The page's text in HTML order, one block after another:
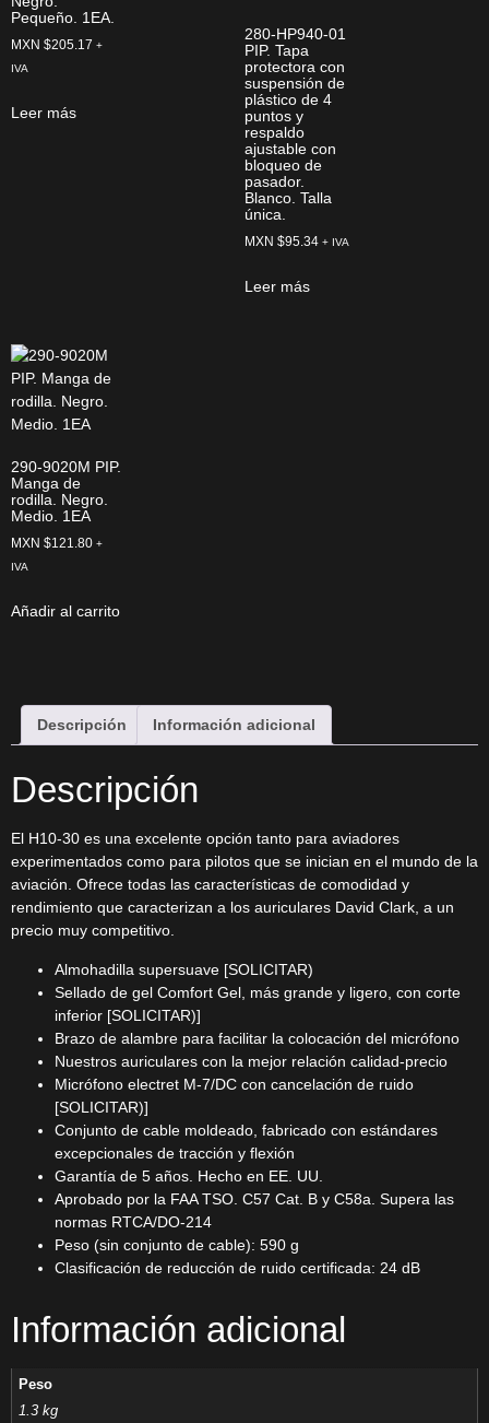
Pequeño. 1EA.
MXN $205.17 +
IVA
Leer más
280-HP940-01
PIP. Tapa
protectora con
suspensión de
plástico de 4
puntos y
respaldo
ajustable con
bloqueo de
pasador.
Blanco. Talla
única.
MXN $95.34 + IVA
Leer más
290-9020M PIP.
Manga de
rodilla. Negro.
Medio. 1EA
MXN $121.80 +
IVA
Añadir al carrito
Descripción Información adicional
Descripción
El H10-30 es una excelente opción tanto para aviadores
experimentados como para pilotos que se inician en el mundo de la
aviación. Ofrece todas las características de comodidad y
rendimiento que caracterizan a los auriculares David Clark, a un
precio muy competitivo.
Almohadilla supersuave [SOLICITAR)
Sellado de gel Comfort Gel, más grande y ligero, con corte
inferior [SOLICITAR)]
Brazo de alambre para facilitar la colocación del micrófono
Nuestros auriculares con la mejor relación calidad-precio
Micrófono electret M-7/DC con cancelación de ruido
[SOLICITAR)]
Conjunto de cable moldeado, fabricado con estándares
excepcionales de tracción y flexión
Garantía de 5 años. Hecho en EE. UU.
Aprobado por la FAA TSO. C57 Cat. B y C58a. Supera las
normas RTCA/DO-214
Peso (sin conjunto de cable): 590 g
Clasificación de reducción de ruido certificada: 24 dB
Información adicional
Peso
1.3 kg